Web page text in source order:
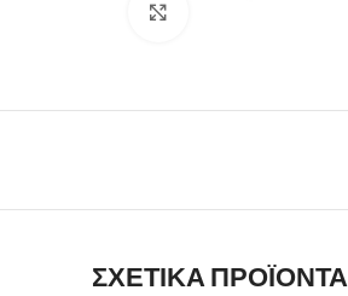
ΣΧΕΤΙΚΆ ΠΡΟΪΌΝΤΑ